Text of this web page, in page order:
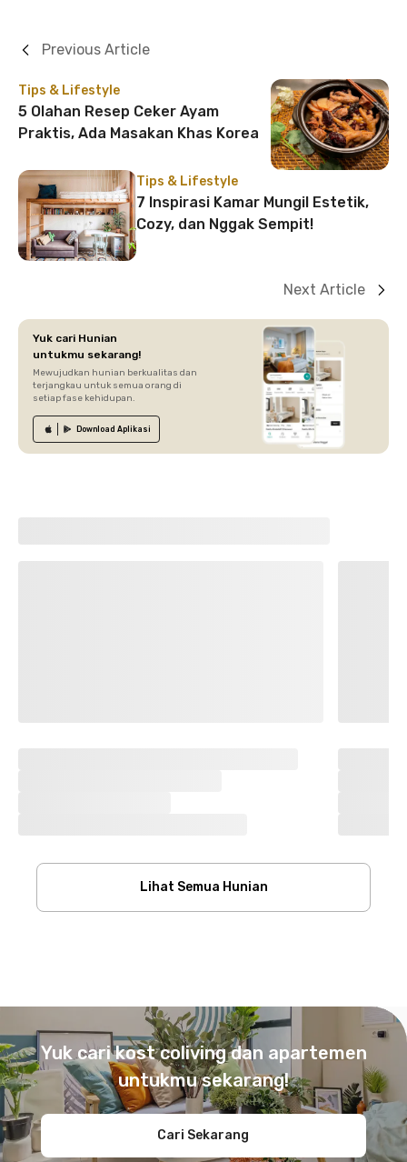
Tips & Lifestyle
5 Olahan Resep Ceker Ayam
Praktis, Ada Masakan Khas Korea
Previous Article
Tips & Lifestyle
7 Inspirasi Kamar Mungil Estetik,
Cozy, dan Nggak Sempit!
Next Article
Yuk cari Hunian
untukmu sekarang!
Mewujudkan hunian berkualitas dan
terjangkau untuk semua orang di
setiap fase kehidupan.
Download Aplikasi
Lihat Semua Hunian
Yuk cari kost coliving dan apartemen
untukmu sekarang!
Cari Sekarang